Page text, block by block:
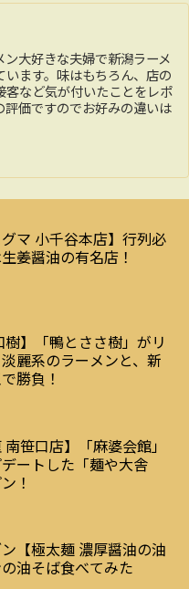
ン大好きな夫婦で新潟ラーメ
います。味はもちろん、店の
客など気が付いたことをレポ
評価ですのでお好みの違いは
グマ 小千谷本店】行列必
姜醤油の有名店！
樹】「鴨とささ樹」がリ
麗系のラーメンと、新
勝負！
南笹口店】「麻婆会館」
ートした「麺や大舎
！
【極太麺 濃厚醤油の油
油そば食べてみた